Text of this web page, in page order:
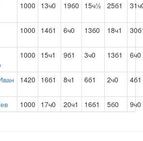
1000 13ч0 19б0 15ч½ 25б1
1000 14б1 6ч0 13б0 18ч1
1000 15ч1 9б1 3ч0 13б1 6ч0
1420 16б1 8ч1 6б1 2ч0 4б1
1000 17ч0 20ч1 16б1 5б0 9ч0